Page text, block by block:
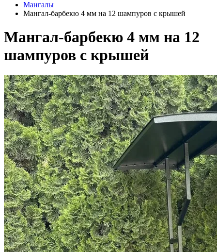
Мангалы
Мангал-барбекю 4 мм на 12 шампуров с крышей
Мангал-барбекю 4 мм на 12
шампуров с крышей